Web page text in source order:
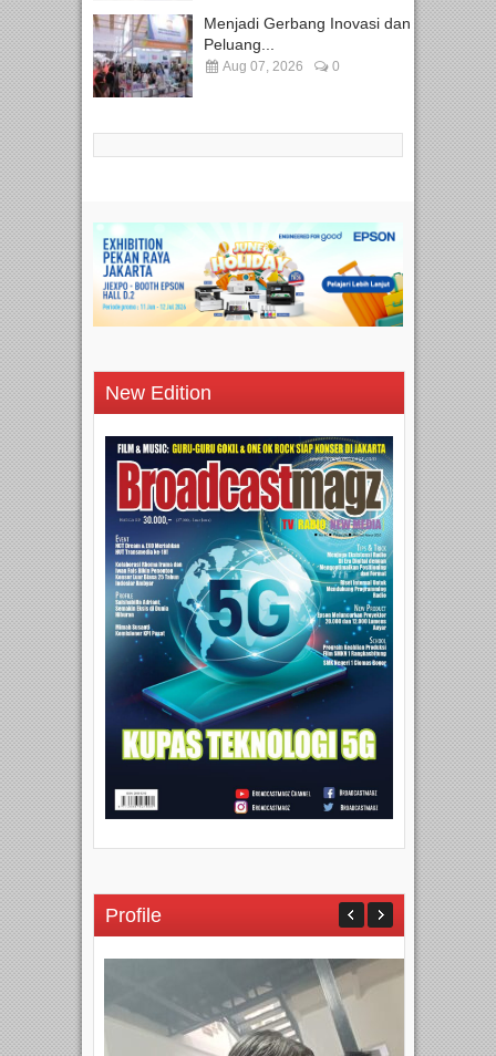
Menjadi Gerbang Inovasi dan
Peluang...
Aug 07, 2026 0
New Edition
Profile